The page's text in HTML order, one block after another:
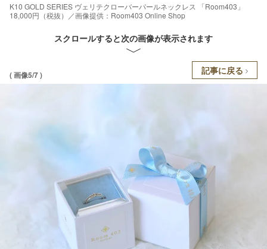
K10 GOLD SERIES ヴェリテクローバーパールネックレス 「Room403」
18,000円（税抜）／画像提供：Room403 Online Shop
スクロールすると次の画像が表示されます
( 画像5/7 ) 記事に戻る